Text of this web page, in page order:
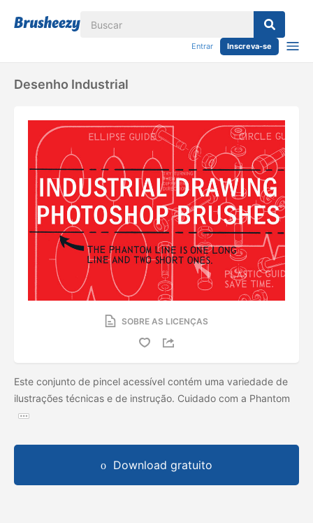
Entrar Inscreva-se
Desenho Industrial
SOBRE AS LICENÇAS
Este conjunto de pincel acessível contém uma variedade de
ilustrações técnicas e de instrução. Cuidado com a Phantom
Download gratuito